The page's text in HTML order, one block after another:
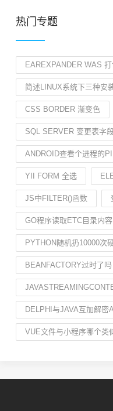
热门专题
EAREXPANDER WAS 打
简述LINUX系统下三种安
CSS BORDER 渐变色
SQL SERVER 变更表字
ANDROID查看个进程的
YII FORM 全选
JS中FILTER()函数
GO程序读取ETC目录内容
PYTHON随机扔10000次
BEANFACTORY过时了吗
DELPHI与JAVA互加解密
VUE文件与小程序哪个类